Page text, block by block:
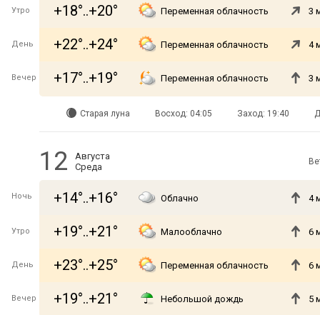
Утро +18°..+20° Переменная облачность 3
День +22°..+24° Переменная облачность 4
Вечер +17°..+19° Переменная облачность 3
Старая луна Восход: 04:05 Заход: 19:40
12
Августа
Среда
Ночь +14°..+16° Облачно 4
Утро +19°..+21° Малооблачно 6
День +23°..+25° Переменная облачность 6
Вечер +19°..+21° Небольшой дождь 5